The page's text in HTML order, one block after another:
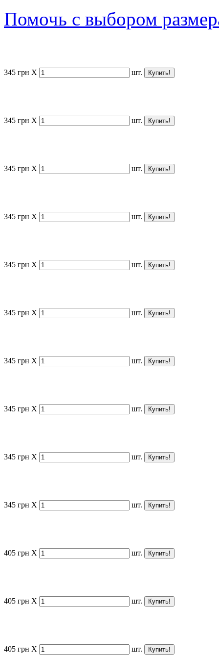
Помочь с выбором
345 грн X шт.
345 грн X шт.
345 грн X шт.
345 грн X шт.
345 грн X шт.
345 грн X шт.
345 грн X шт.
345 грн X шт.
345 грн X шт.
345 грн X шт.
405 грн X шт.
405 грн X шт.
405 грн X шт.